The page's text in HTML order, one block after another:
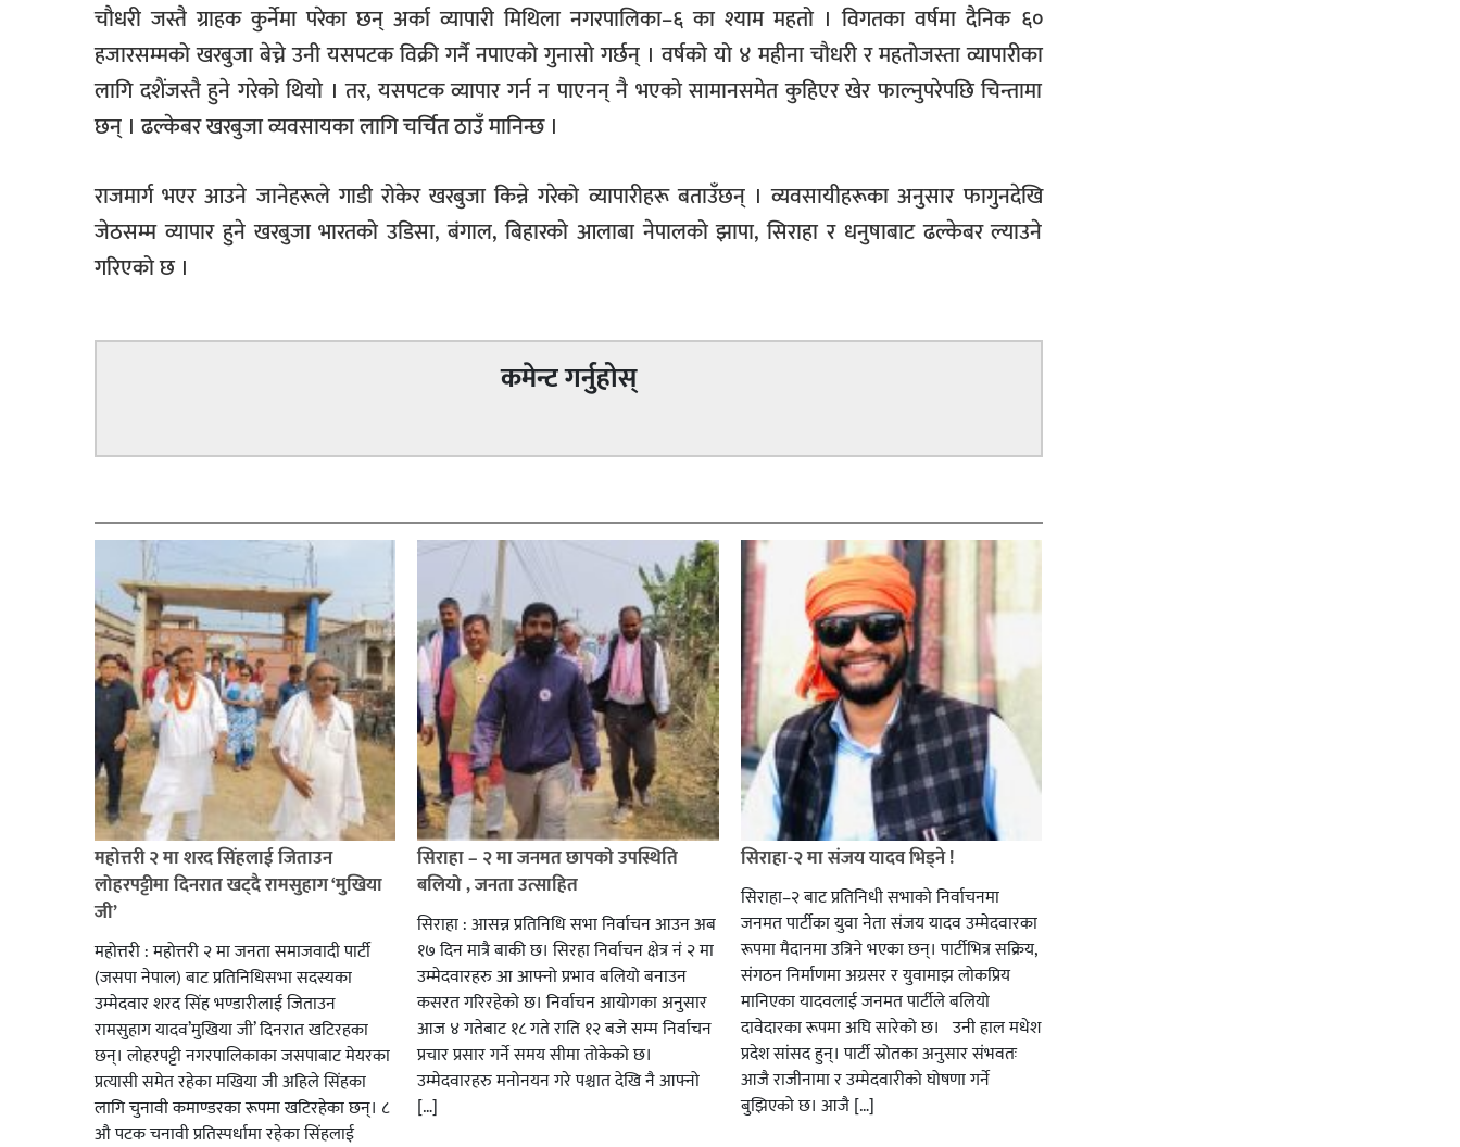
चौधरी जस्तै ग्राहक कुर्नेमा परेका छन् अर्का व्यापारी मिथिला नगरपालिका–६ का श्याम महतो । विगतका वर्षमा दैनिक ६०
हजारसम्मको खरबुजा बेच्ने उनी यसपटक विक्री गर्नै नपाएको गुनासो गर्छन् । वर्षको यो ४ महीना चौधरी र महतोजस्ता व्यापारीका
लागि दशैंजस्तै हुने गरेको थियो । तर, यसपटक व्यापार गर्न न पाएनन् नै भएको सामानसमेत कुहिएर खेर फाल्नुपरेपछि चिन्तामा
छन् । ढल्केबर खरबुजा व्यवसायका लागि चर्चित ठाउँ मानिन्छ ।
राजमार्ग भएर आउने जानेहरूले गाडी रोकेर खरबुजा किन्ने गरेको व्यापारीहरू बताउँछन् । व्यवसायीहरूका अनुसार फागुनदेखि
जेठसम्म व्यापार हुने खरबुजा भारतको उडिसा, बंगाल, बिहारको आलाबा नेपालको झापा, सिराहा र धनुषाबाट ढल्केबर ल्याउने
गरिएको छ ।
कमेन्ट गर्नुहोस्
महोत्तरी २ मा शरद सिंहलाई जिताउन
लोहरपट्टीमा दिनरात खट्दै रामसुहाग ‘मुखिया
जी’
महोत्तरी : महोत्तरी २ मा जनता समाजवादी पार्टी
(जसपा नेपाल) बाट प्रतिनिधिसभा सदस्यका
उम्मेदवार शरद सिंह भण्डारीलाई जिताउन
रामसुहाग यादव’मुखिया जी’ दिनरात खटिरहका
छन्। लोहरपट्टी नगरपालिकाका जसपाबाट मेयरका
प्रत्यासी समेत रहेका मखिया जी अहिले सिंहका
लागि चुनावी कमाण्डरका रूपमा खटिरहेका छन्। ८
औ पटक चनावी प्रतिस्पर्धामा रहेका सिंहलाई
सिराहा – २ मा जनमत छापको उपस्थिति
बलियो , जनता उत्साहित
सिराहा : आसन्न प्रतिनिधि सभा निर्वाचन आउन अब
१७ दिन मात्रै बाकी छ। सिरहा निर्वाचन क्षेत्र नं २ मा
उम्मेदवारहरु आ आफ्नो प्रभाव बलियो बनाउन
कसरत गरिरहेको छ। निर्वाचन आयोगका अनुसार
आज ४ गतेबाट १८ गते राति १२ बजे सम्म निर्वाचन
प्रचार प्रसार गर्ने समय सीमा तोकेको छ।
उम्मेदवारहरु मनोनयन गरे पश्चात देखि नै आफ्नो
[…]
सिराहा-२ मा संजय यादव भिड्ने !
सिराहा–२ बाट प्रतिनिधी सभाको निर्वाचनमा
जनमत पार्टीका युवा नेता संजय यादव उम्मेदवारका
रूपमा मैदानमा उत्रिने भएका छन्। पार्टीभित्र सक्रिय,
संगठन निर्माणमा अग्रसर र युवामाझ लोकप्रिय
मानिएका यादवलाई जनमत पार्टीले बलियो
दावेदारका रूपमा अघि सारेको छ। उनी हाल मधेश
प्रदेश सांसद हुन्। पार्टी स्रोतका अनुसार संभवतः
आजै राजीनामा र उम्मेदवारीको घोषणा गर्ने
बुझिएको छ। आजै […]